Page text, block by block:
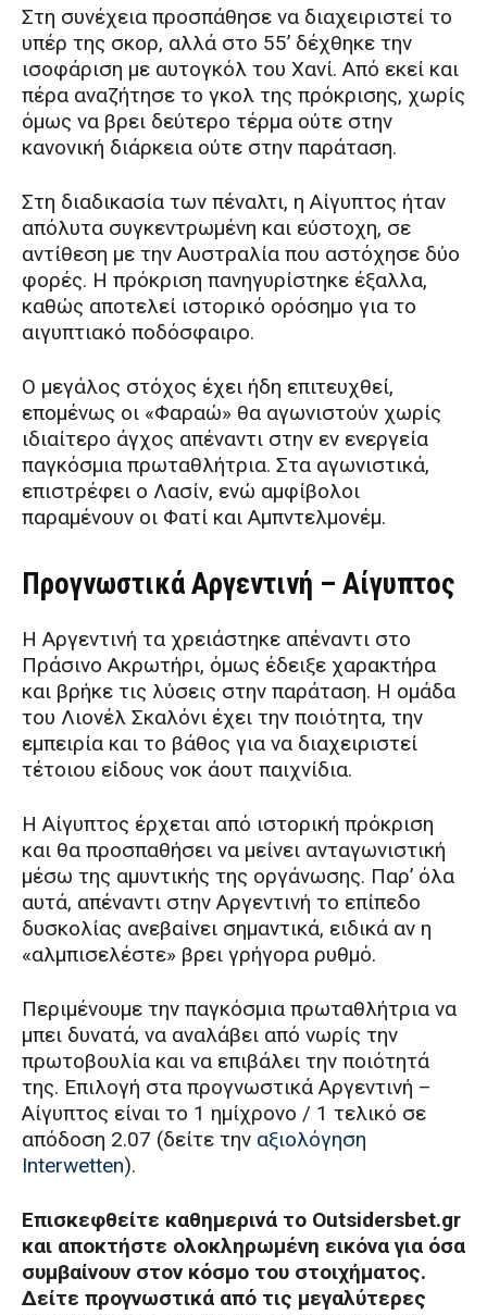
Στη συνέχεια προσπάθησε να διαχειριστεί το
υπέρ της σκορ, αλλά στο 55’ δέχθηκε την
ισοφάριση με αυτογκόλ του Χανί. Από εκεί και
πέρα αναζήτησε το γκολ της πρόκρισης, χωρίς
όμως να βρει δεύτερο τέρμα ούτε στην
κανονική διάρκεια ούτε στην παράταση.
Στη διαδικασία των πέναλτι, η Αίγυπτος ήταν
απόλυτα συγκεντρωμένη και εύστοχη, σε
αντίθεση με την Αυστραλία που αστόχησε δύο
φορές. Η πρόκριση πανηγυρίστηκε έξαλλα,
καθώς αποτελεί ιστορικό ορόσημο για το
αιγυπτιακό ποδόσφαιρο.
Ο μεγάλος στόχος έχει ήδη επιτευχθεί,
επομένως οι «Φαραώ» θα αγωνιστούν χωρίς
ιδιαίτερο άγχος απέναντι στην εν ενεργεία
παγκόσμια πρωταθλήτρια. Στα αγωνιστικά,
επιστρέφει ο Λασίν, ενώ αμφίβολοι
παραμένουν οι Φατί και Αμπντελμονέμ.
Προγνωστικά Αργεντινή – Αίγυπτος
Η Αργεντινή τα χρειάστηκε απέναντι στο
Πράσινο Ακρωτήρι, όμως έδειξε χαρακτήρα
και βρήκε τις λύσεις στην παράταση. Η ομάδα
του Λιονέλ Σκαλόνι έχει την ποιότητα, την
εμπειρία και το βάθος για να διαχειριστεί
τέτοιου είδους νοκ άουτ παιχνίδια.
Η Αίγυπτος έρχεται από ιστορική πρόκριση
και θα προσπαθήσει να μείνει ανταγωνιστική
μέσω της αμυντικής της οργάνωσης. Παρ’ όλα
αυτά, απέναντι στην Αργεντινή το επίπεδο
δυσκολίας ανεβαίνει σημαντικά, ειδικά αν η
«αλμπισελέστε» βρει γρήγορα ρυθμό.
Περιμένουμε την παγκόσμια πρωταθλήτρια να
μπει δυνατά, να αναλάβει από νωρίς την
πρωτοβουλία και να επιβάλει την ποιότητά
της. Επιλογή στα προγνωστικά Αργεντινή –
Αίγυπτος είναι το 1 ημίχρονο / 1 τελικό σε
απόδοση 2.07 (δείτε την αξιολόγηση
Interwetten).
Επισκεφθείτε καθημερινά το Outsidersbet.gr
και αποκτήστε ολοκληρωμένη εικόνα για όσα
συμβαίνουν στον κόσμο του στοιχήματος.
Δείτε προγνωστικά από τις μεγαλύτερες